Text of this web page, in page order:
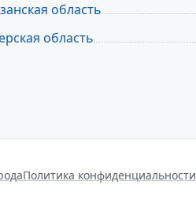
область
область
Политика конфиденциальности